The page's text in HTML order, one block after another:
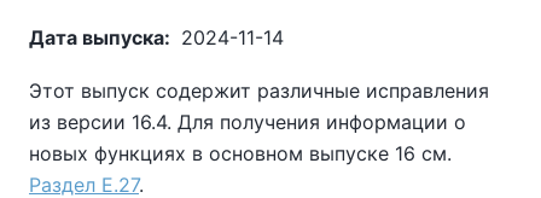
Дата выпуска: 2024-11-14
Этот выпуск содержит различные исправления
из версии 16.4. Для получения информации о
новых функциях в основном выпуске 16 см.
Раздел E.27.